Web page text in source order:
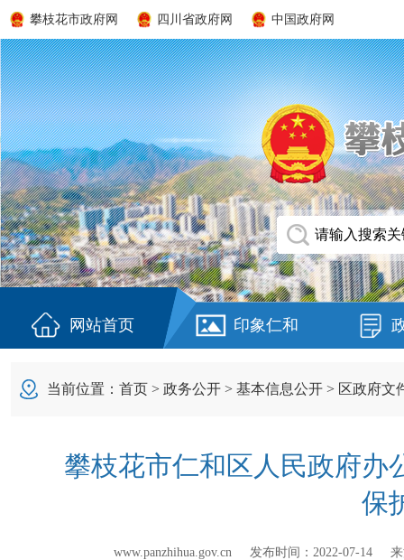
攀枝花市政府网 四川省政府网 中国政府网
网站首页 印象仁和
当前位置： 首页 > 政务公开 > 基本信息公开 > 区政府文
攀枝花市仁和区人民政府办
保
www.panzhihua.gov.cn 发布时间： 2022-07-14 来